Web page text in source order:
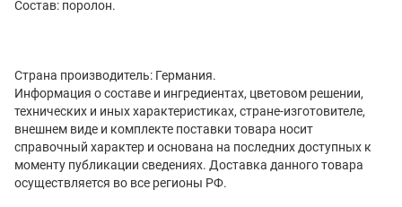
Состав: поролон.
Страна производитель: Германия.
Информация о составе и ингредиентах, цветовом решении,
технических и иных характеристиках, стране-изготовителе,
внешнем виде и комплекте поставки товара носит
справочный характер и основана на последних доступных к
моменту публикации сведениях. Доставка данного товара
осуществляется во все регионы РФ.